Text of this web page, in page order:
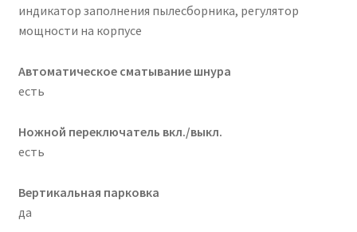
индикатор заполнения пылесборника, регулятор
мощности на корпусе
Автоматическое сматывание шнура
есть
Ножной переключатель вкл./выкл.
есть
Вертикальная парковка
да